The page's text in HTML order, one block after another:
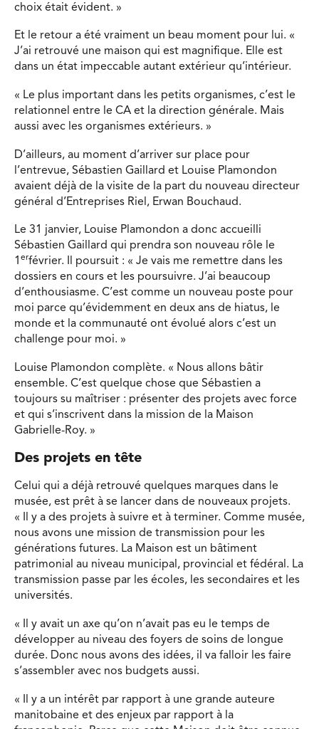
choix était évident. »
Et le retour a été vraiment un beau moment pour lui. «
J’ai retrouvé une maison qui est magnifique. Elle est
dans un état impeccable autant extérieur qu’intérieur.
« Le plus important dans les petits organismes, c’est le
relationnel entre le CA et la direction générale. Mais
aussi avec les organismes extérieurs. »
D’ailleurs, au moment d’arriver sur place pour
l’entrevue, Sébastien Gaillard et Louise Plamondon
avaient déjà de la visite de la part du nouveau directeur
général d’Entreprises Riel, Erwan Bouchaud.
Le 31 janvier, Louise Plamondon a donc accueilli
Sébastien Gaillard qui prendra son nouveau rôle le
1 erfévrier. Il poursuit : « Je vais me remettre dans les
dossiers en cours et les poursuivre. J’ai beaucoup
d’enthousiasme. C’est comme un nouveau poste pour
moi parce qu’évidemment en deux ans de hiatus, le
monde et la communauté ont évolué alors c’est un
challenge pour moi. »
Louise Plamondon complète. « Nous allons bâtir
ensemble. C’est quelque chose que Sébastien a
toujours su maîtriser : présenter des projets avec force
et qui s’inscrivent dans la mission de la Maison
Gabrielle-Roy. »
Des projets en tête
Celui qui a déjà retrouvé quelques marques dans le
musée, est prêt à se lancer dans de nouveaux projets.
« Il y a des projets à suivre et à terminer. Comme musée,
nous avons une mission de transmission pour les
générations futures. La Maison est un bâtiment
patrimonial au niveau municipal, provincial et fédéral. La
transmission passe par les écoles, les secondaires et les
universités.
« Il y avait un axe qu’on n’avait pas eu le temps de
développer au niveau des foyers de soins de longue
durée. Donc nous avons des idées, il va falloir les faire
s’assembler avec nos budgets aussi.
« Il y a un intérêt par rapport à une grande auteure
manitobaine et des enjeux par rapport à la